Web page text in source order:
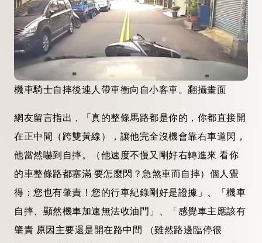
機車騎士自摔後連人帶車衝向自小客車。翻攝畫面
網友留言指出，「真的整條馬路都是你的，你都直接開
在正中間（跨雙黃線），讓他完全沒機會靠右車道閃，
他當然嚇到自摔。（他速度不慢又剛好右轉進來 看你
的車整條路都塞滿 要怎麼閃？急煞車而自摔）個人覺
得：您也有肇責！您的行車紀錄剛好是證據」、「機車
自摔、顯然機車加速無法收油門」、「感覺車主應該有
肇責 原因主要還是開在路中間 （雖然路邊臨停很